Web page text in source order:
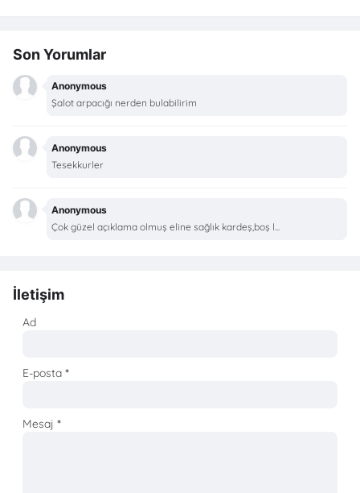
Son Yorumlar
Anonymous
Şalot arpacığı nerden bulabilirim
Anonymous
Tesekkurler
Anonymous
Çok güzel açıklama olmuş eline sağlık kardeş,boş l...
İletişim
Ad
E-posta*
Mesaj*